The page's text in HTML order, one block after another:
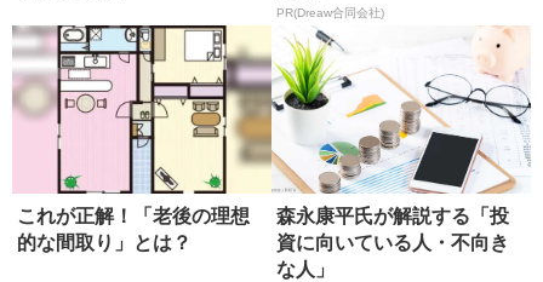
PR(Dreaw合同会社)
これが正解！「老後の理想
的な間取り」とは？
森永康平氏が解説する「投
資に向いている人・不向き
な人」